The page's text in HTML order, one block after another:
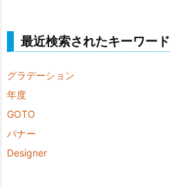
最近検索されたキーワード
グラデーション
年度
GOTO
バナー
Designer